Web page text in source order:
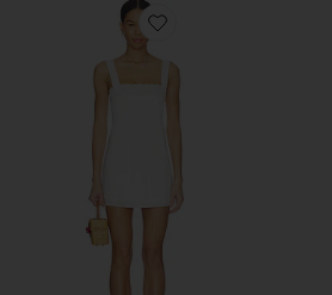
Favorite ПЛАТЬЕ TANNIE